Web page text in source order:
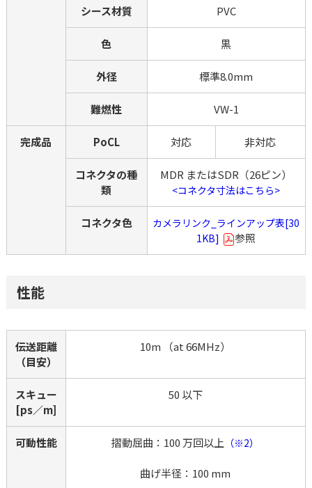
シース材質 PVC
色 黒
外径 標準8.0mm
難燃性 VW-1
完成品 PoCL 対応 非対応
コネクタの種
類
MDR またはSDR（26ピン）
<コネクタ寸法はこちら>
コネクタ色
カメラリンク_ラインアップ表[30
1KB]
参照
性能
伝送距離
（目安）
10m （at 66MHz）
スキュー
[ps／m]
50 以下
可動性能 摺動屈曲：100 万回以上 （※2）
曲げ半径：100 mm